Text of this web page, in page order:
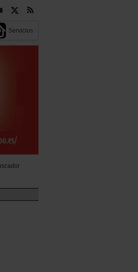
Servicios